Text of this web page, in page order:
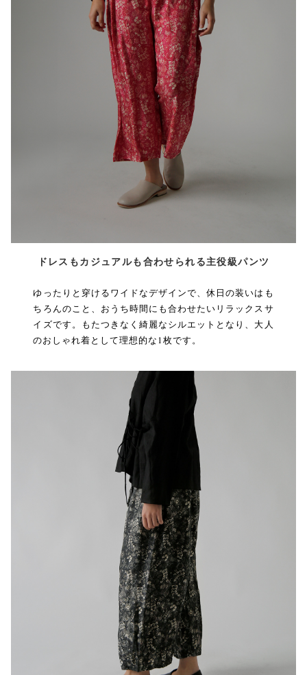
ドレスもカジュアルも合わせられる主役級パンツ
ゆったりと穿けるワイドなデザインで、休日の装いはも
ちろんのこと、おうち時間にも合わせたいリラックスサ
イズです。もたつきなく綺麗なシルエットとなり、大人
のおしゃれ着として理想的な1枚です。